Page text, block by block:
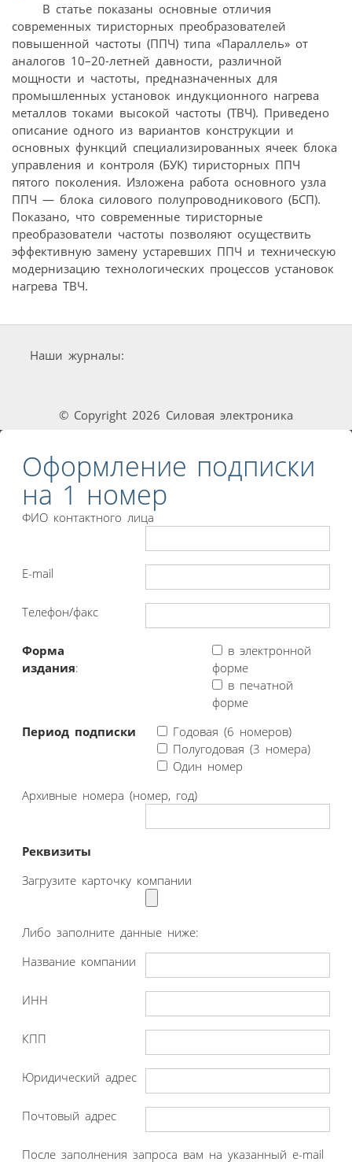
В статье показаны основные отличия
современных тиристорных преобразователей
повышенной частоты (ППЧ) типа «Параллель» от
аналогов 10–20-летней давности, различной
мощности и частоты, предназначенных для
промышленных установок индукционного нагрева
металлов токами высокой частоты (ТВЧ). Приведено
описание одного из вариантов конструкции и
основных функций специализированных ячеек блока
управления и контроля (БУК) тиристорных ППЧ
пятого поколения. Изложена работа основного узла
ППЧ — блока силового полупроводникового (БСП).
Показано, что современные тиристорные
преобразователи частоты позволяют осуществить
эффективную замену устаревших ППЧ и техническую
модернизацию технологических процессов установок
нагрева ТВЧ.
Наши журналы:
© Copyright 2026 Силовая электроника
Оформление подписки
на 1 номер
ФИО контактного лица
E-mail
Телефон/факс
Форма
издания:
в электронной
форме
в печатной
форме
Период подписки
Годовая (6 номеров)
Полугодовая (3 номера)
Один номер
Архивные номера (номер, год)
Реквизиты
Загрузите карточку компании
Либо заполните данные ниже:
Название компании
ИНН
КПП
Юридический адрес
Почтовый адрес
После заполнения запроса вам на указанный e-mail